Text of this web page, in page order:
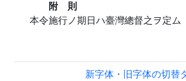
附 則
本令施行ノ期日ハ臺灣總督之ヲ定ム
新字体・旧字体の切替